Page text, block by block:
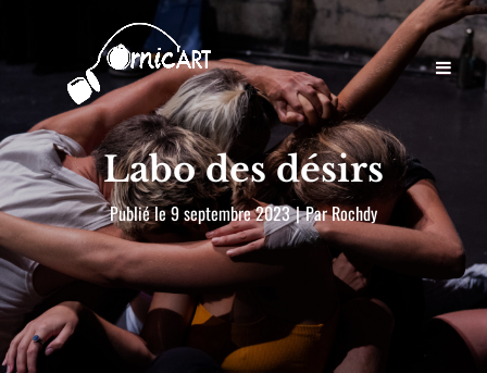
Labo des désirs
Publié le9 septembre 2023 | ParByline
Rochdy